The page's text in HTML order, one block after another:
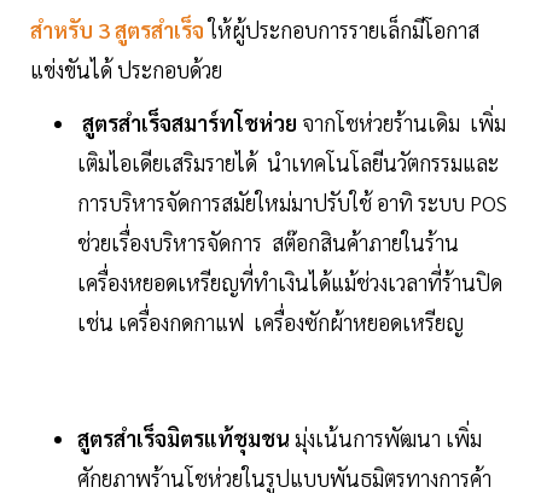
สำหรับ 3 สูตรสำเร็จให้ผู้ประกอบการรายเล็กมีโอกาส
แข่งขันได้ ประกอบด้วย
สูตรสำเร็จสมาร์ทโชห่วย จากโชห่วยร้านเดิม เพิ่ม
เติมไอเดียเสริมรายได้ นำเทคโนโลยีนวัตกรรมและ
การบริหารจัดการสมัยใหม่มาปรับใช้ อาทิ ระบบ POS
ช่วยเรื่องบริหารจัดการ สต๊อกสินค้าภายในร้าน
เครื่องหยอดเหรียญที่ทำเงินได้แม้ช่วงเวลาที่ร้านปิด
เช่น เครื่องกดกาแฟ เครื่องซักผ้าหยอดเหรียญ
สูตรสำเร็จมิตรแท้ชุมชน มุ่งเน้นการพัฒนา เพิ่ม
ศักยภาพร้านโชห่วยในรูปแบบพันธมิตรทางการค้า